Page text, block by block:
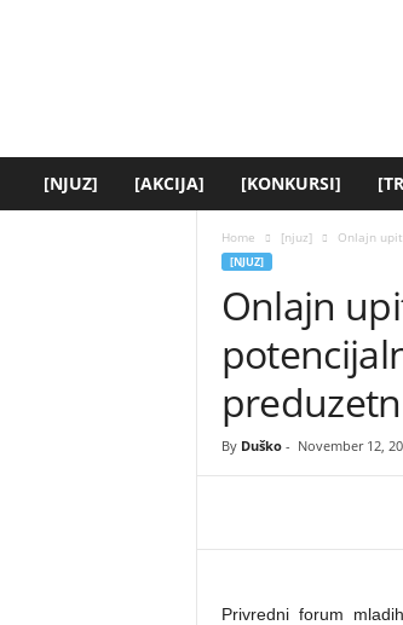
.
[NJUZ] [AKCIJA] [KONKURSI]
Home [njuz] Onlajn
[NJUZ]
Onlajn
By Duško- November 12,
Privredni forum